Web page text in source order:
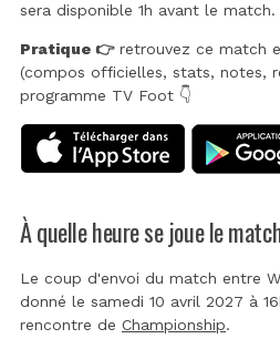
sera disponible 1h avant le match.
Pratique 👉retrouvez ce match
(compos officielles, stats, notes,
programme TV Foot 👇
À quelle heure se joue le
Le coup d'envoi du match entre
donné le samedi 10 avril 2027 à
rencontre de Championship.